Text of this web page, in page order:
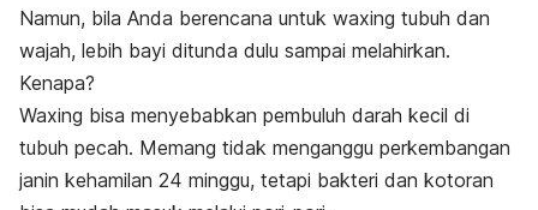
Namun, bila Anda berencana untuk waxing tubuh dan
wajah, lebih bayi ditunda dulu sampai melahirkan.
Kenapa?
Waxing bisa menyebabkan pembuluh darah kecil di
tubuh pecah. Memang tidak menganggu perkembangan
janin kehamilan 24 minggu, tetapi bakteri dan kotoran